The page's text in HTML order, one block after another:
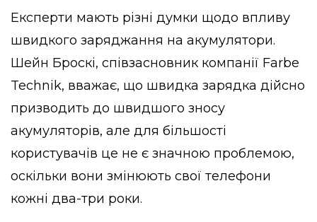
Експерти мають різні думки щодо впливу
швидкого заряджання на акумулятори.
Шейн Броскі, співзасновник компанії Farbe
Technik, вважає, що швидка зарядка дійсно
призводить до швидшого зносу
акумуляторів, але для більшості
користувачів це не є значною проблемою,
оскільки вони змінюють свої телефони
кожні два-три роки.